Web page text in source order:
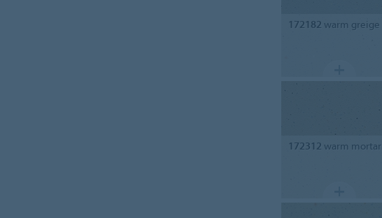
172182 warm greige
172312 warm mortar